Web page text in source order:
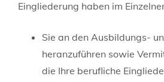
Eingliederung haben im
Sie an den Ausbildungs-
heranzuführen sowie
die Ihre berufliche